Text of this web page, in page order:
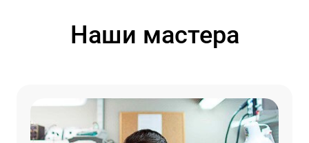
Наши мастера